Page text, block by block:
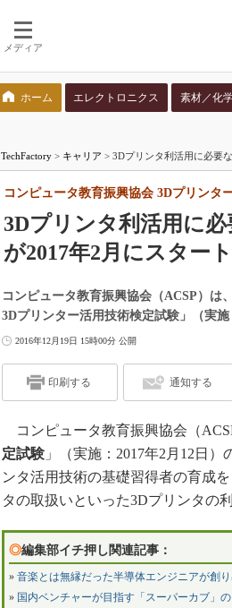
メディア
ホーム エレクトロニクス 素材／化
TechFactory > キャリア > 3Dプリンタ利活用に必要
3Dプリンタ利活用に
が2017年2月にスタート
コンピュータ教育振興協会 3Dプリンタ
コンピュータ教育振興協会（ACSP）は
3Dプリンター活用技術検定試験」（実
2016年12月19日 15時00分 公開
印刷する 通知する
コンピュータ教育振興協会（
定試験 」（実施：2017年2月12日
ンタ活用技術の基礎習得者の育成
タの取扱いといった3Dプリンタの
◎編集部イチ押し関連記事：
» 音楽とは無縁だった半導体エンジニアが創
» 国内ベンチャーが目指す「スーパーカブ」